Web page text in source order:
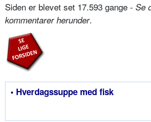
Siden er blevet set 17.593 gange - Se
kommentarer herunder.
• Hverdagssuppe med fisk